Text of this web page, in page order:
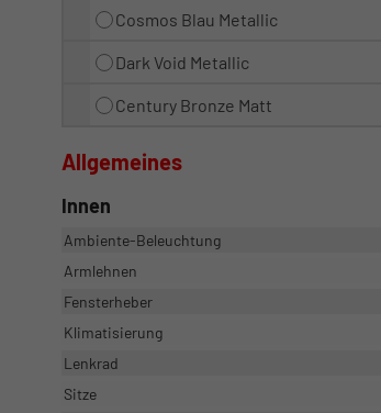
Cosmos Blau Metallic
Dark Void Metallic
Century Bronze Matt
Allgemeines
Innen
Ambiente-Beleuchtung
Armlehnen
Fensterheber
Klimatisierung
Lenkrad
Sitze